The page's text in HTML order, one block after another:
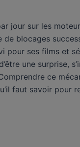
jour sur les
blocages
ses films et
une surprise,
ce
faut savoir pour